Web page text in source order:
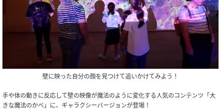
壁に映った自分の顔を見つけて追いかけてみよう！
手や体の動きに反応して壁の映像が魔法のように変化する人気のコンテンツ「大
きな魔法のかべ」に、ギャラクシーバージョンが登場！